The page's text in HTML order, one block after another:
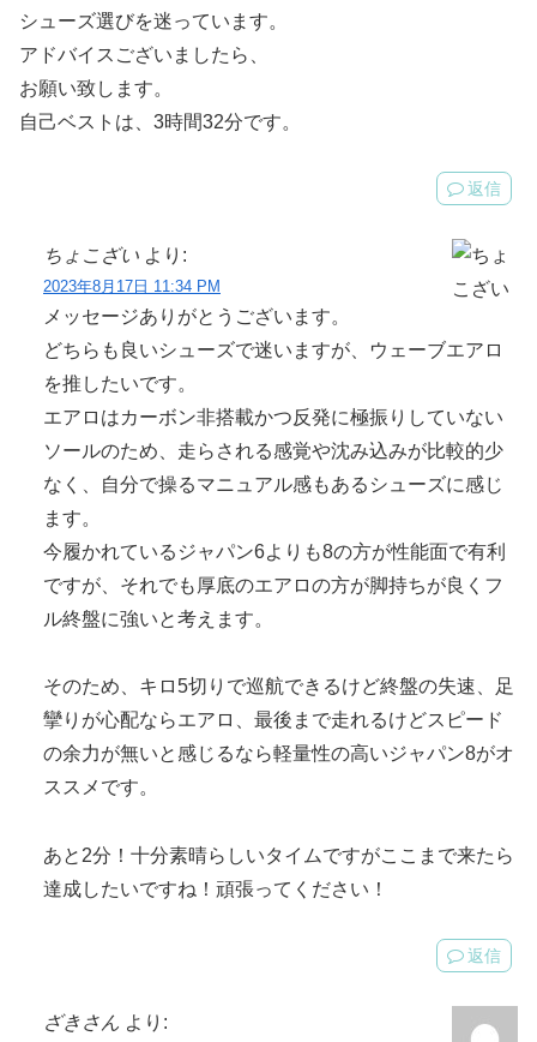
シューズ選びを迷っています。
アドバイスございましたら、
お願い致します。
自己ベストは、3時間32分です。
返信
ちょこざい より:
2023年8月17日 11:34 PM
メッセージありがとうございます。
どちらも良いシューズで迷いますが、ウェーブエアロ
を推したいです。
エアロはカーボン非搭載かつ反発に極振りしていない
ソールのため、走らされる感覚や沈み込みが比較的少
なく、自分で操るマニュアル感もあるシューズに感じ
ます。
今履かれているジャパン6よりも8の方が性能面で有利
ですが、それでも厚底のエアロの方が脚持ちが良くフ
ル終盤に強いと考えます。
そのため、キロ5切りで巡航できるけど終盤の失速、足
攣りが心配ならエアロ、最後まで走れるけどスピード
の余力が無いと感じるなら軽量性の高いジャパン8がオ
ススメです。
あと2分！十分素晴らしいタイムですがここまで来たら
達成したいですね！頑張ってください！
返信
ざきさん より: